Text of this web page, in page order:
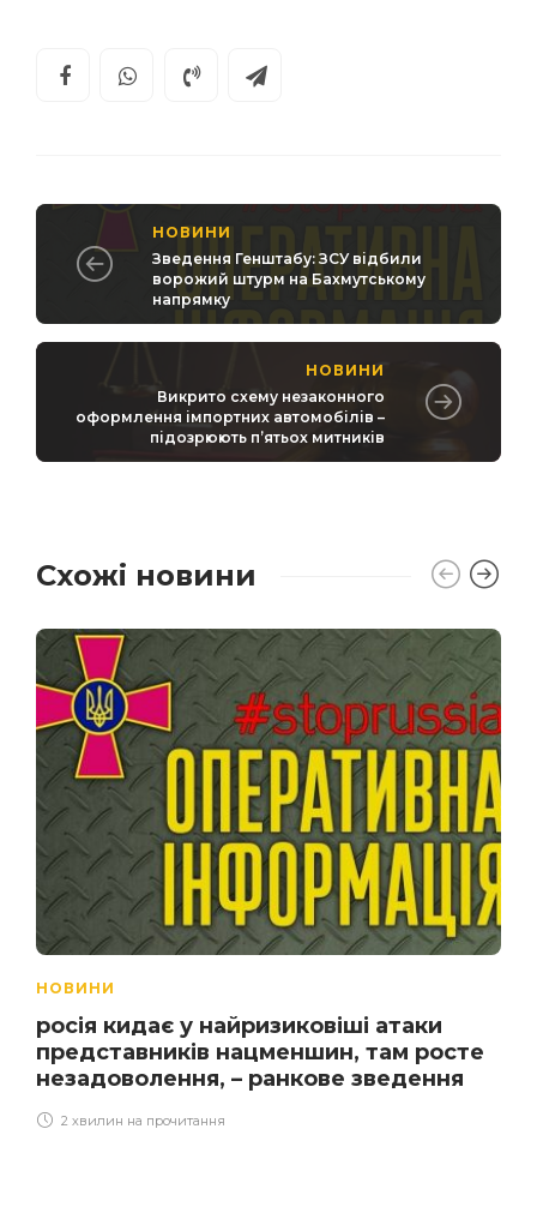
НОВИНИ
Зведення Генштабу: ЗСУ відбили
ворожий штурм на Бахмутському
напрямку
НОВИНИ
Викрито схему незаконного
оформлення імпортних автомобілів –
підозрюють п’ятьох митників
Схожі новини
НОВИНИ
росія кидає у найризиковіші атаки
представників нацменшин, там росте
незадоволення, – ранкове зведення
2 хвилин на прочитання